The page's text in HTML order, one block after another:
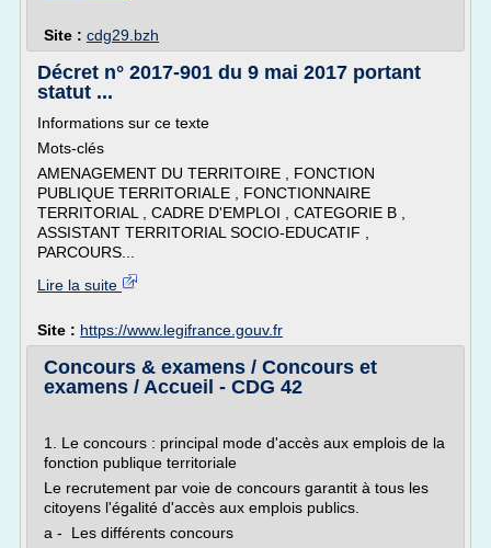
Site : cdg29.bzh
Décret n° 2017-901 du 9 mai 2017 portant
statut ...
Informations sur ce texte
Mots-clés
AMENAGEMENT DU TERRITOIRE , FONCTION
PUBLIQUE TERRITORIALE , FONCTIONNAIRE
TERRITORIAL , CADRE D'EMPLOI , CATEGORIE B ,
ASSISTANT TERRITORIAL SOCIO-EDUCATIF ,
PARCOURS...
Lire la suite
Site : https://www.legifrance.gouv.fr
Concours & examens / Concours et
examens / Accueil - CDG 42
1. Le concours : principal mode d'accès aux emplois de la
fonction publique territoriale
Le recrutement par voie de concours garantit à tous les
citoyens l'égalité d'accès aux emplois publics.
a - Les différents concours